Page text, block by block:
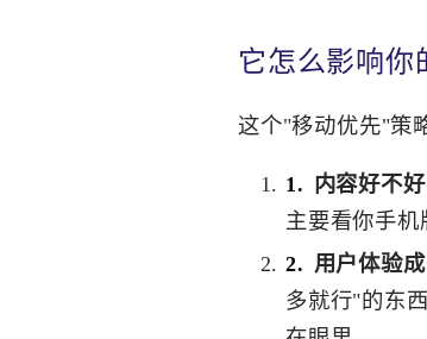
它怎么影响你
这个"移动优先"策
内容好不
主要看你手机
用户体验
多就行"的东